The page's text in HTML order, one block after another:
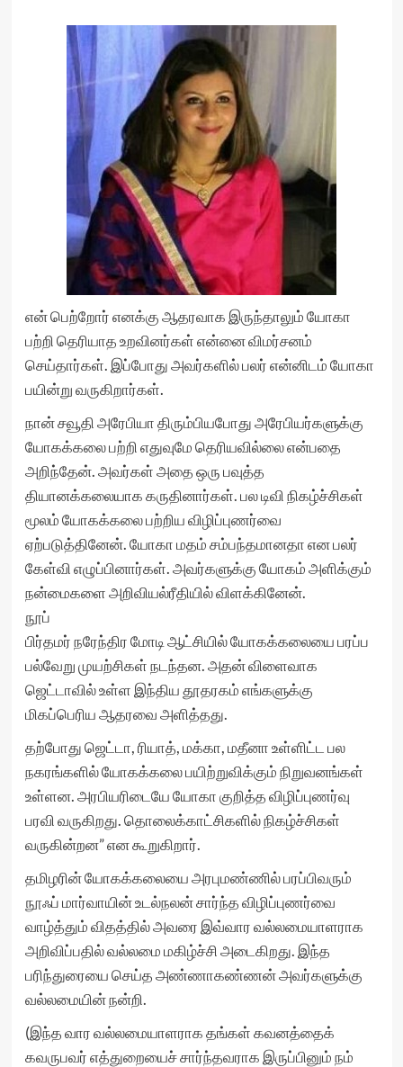
என் பெற்றோர் எனக்கு ஆதரவாக இருந்தாலும் யோகா
பற்றி தெரியாத உறவினர்கள் என்னை விமர்சனம்
செய்தார்கள். இப்போது அவர்களில் பலர் என்னிடம் யோகா
பயின்று வருகிறார்கள்.
நான் சவூதி அரேபியா திரும்பியபோது அரேபியர்களுக்கு
யோகக்கலை பற்றி எதுவுமே தெரியவில்லை என்பதை
அறிந்தேன். அவர்கள் அதை ஒரு பவுத்த
தியானக்கலையாக கருதினார்கள். பல டிவி நிகழ்ச்சிகள்
மூலம் யோகக்கலை பற்றிய விழிப்புணர்வை
ஏற்படுத்தினேன். யோகா மதம் சம்பந்தமானதா என பலர்
கேள்வி எழுப்பினார்கள். அவர்களுக்கு யோகம் அளிக்கும்
நன்மைகளை அறிவியல்ரீதியில் விளக்கினேன்.
நூப்
பிர்தமர் நரேந்திர மோடி ஆட்சியில் யோகக்கலையை பரப்ப
பல்வேறு முயற்சிகள் நடந்தன. அதன் விளைவாக
ஜெட்டாவில் உள்ள இந்திய தூதரகம் எங்களுக்கு
மிகப்பெரிய ஆதரவை அளித்தது.
தற்போது ஜெட்டா, ரியாத், மக்கா, மதீனா உள்ளிட்ட பல
நகரங்களில் யோகக்கலை பயிற்றுவிக்கும் நிறுவனங்கள்
உள்ளன. அரபியரிடையே யோகா குறித்த விழிப்புணர்வு
பரவி வருகிறது. தொலைக்காட்சிகளில் நிகழ்ச்சிகள்
வருகின்றன” என கூறுகிறார்.
தமிழரின் யோகக்கலையை அரபுமண்ணில் பரப்பிவரும்
நூஃப் மார்வாயின் உடல்நலன் சார்ந்த விழிப்புணர்வை
வாழ்த்தும் விதத்தில் அவரை இவ்வார வல்லமையாளராக
அறிவிப்பதில் வல்லமை மகிழ்ச்சி அடைகிறது. இந்த
பரிந்துரையை செய்த அண்ணாகண்ணன் அவர்களுக்கு
வல்லமையின் நன்றி.
(இந்த வார வல்லமையாளராக தங்கள் கவனத்தைக்
கவருபவர் எத்துறையைச் சார்ந்தவராக இருப்பினும் நம்